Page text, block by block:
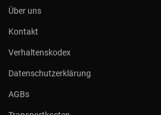
Über uns
Kontakt
Verhaltenskodex
Datenschutzerklärung
AGBs